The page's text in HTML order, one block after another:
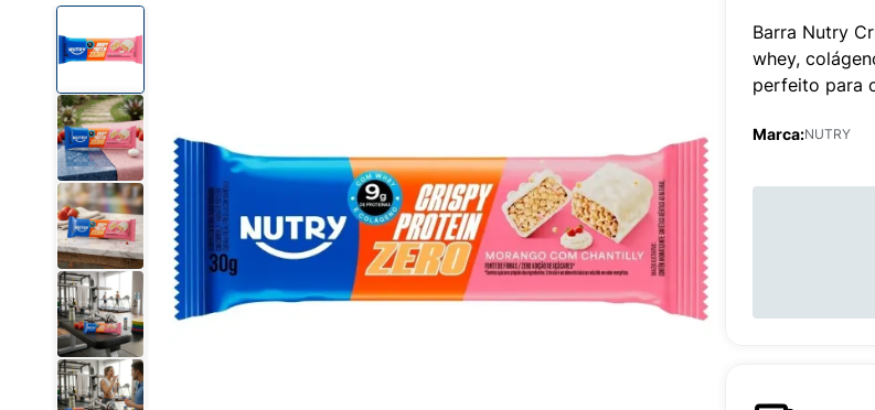
Barra Nutry
whey,
perfeito para
Marca:NUTRY